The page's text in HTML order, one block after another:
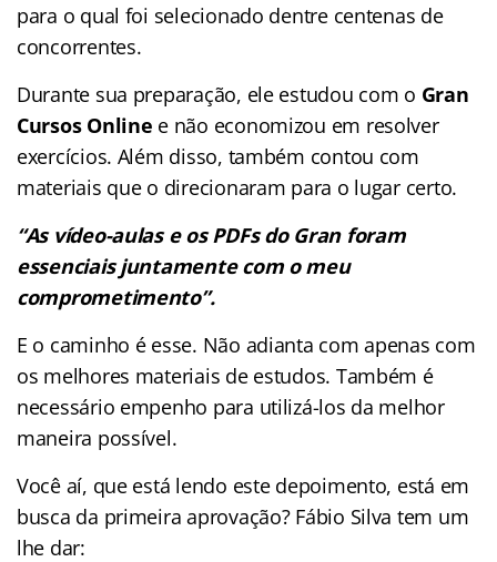
para o qual foi selecionado dentre centenas de
concorrentes.
Durante sua preparação, ele estudou com o Gran
Cursos Online e não economizou em resolver
exercícios. Além disso, também contou com
materiais que o direcionaram para o lugar certo.
“As vídeo-aulas e os PDFs do Gran foram
essenciais juntamente com o meu
comprometimento”.
E o caminho é esse. Não adianta com apenas com
os melhores materiais de estudos. Também é
necessário empenho para utilizá-los da melhor
maneira possível.
Você aí, que está lendo este depoimento, está em
busca da primeira aprovação? Fábio Silva tem um
lhe dar: